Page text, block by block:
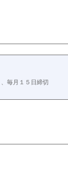
毎月１５日締切